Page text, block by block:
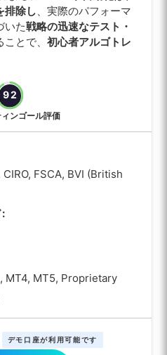
排除し、実際のパフォーマ
いた戦略の迅速なテスト・
とで、 初心者アルゴトレ
92
ンゴール評価
FSCA, BVI (British
MT4, MT5, Proprietary
デモ口座が利用可能です